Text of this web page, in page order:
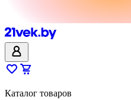
Каталог товаров